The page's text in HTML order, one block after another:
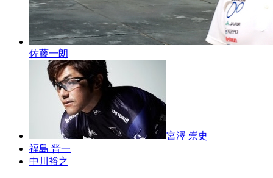
佐藤一朗
宮澤 崇史
福島 晋一
中川裕之